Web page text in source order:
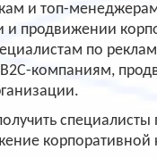
и топ-
и продвижении
по
компаниям,
специалисты
корпоративной